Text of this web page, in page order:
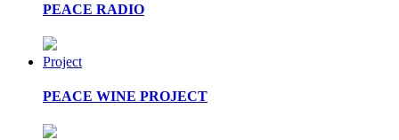
PEACE RADIO
Project
PEACE WINE PROJECT